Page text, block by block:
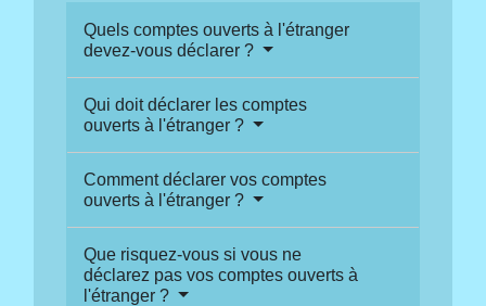
Quels comptes ouverts à l'étranger
devez-vous déclarer ?
Qui doit déclarer les comptes
ouverts à l'étranger ?
Comment déclarer vos comptes
ouverts à l'étranger ?
Que risquez-vous si vous ne
déclarez pas vos comptes ouverts à
l'étranger ?